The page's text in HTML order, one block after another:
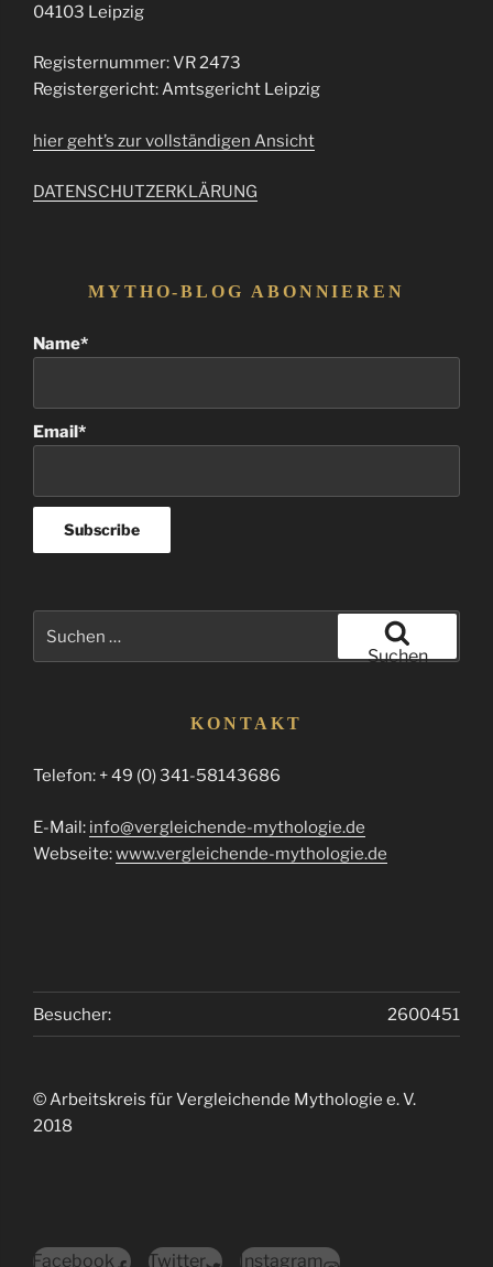
04103 Leipzig
Registernummer: VR 2473
Registergericht: Amtsgericht Leipzig
hier geht’s zur vollständigen Ansicht
DATENSCHUTZERKLÄRUNG
MYTHO-BLOG ABONNIEREN
Name*
Email*
Suchen
KONTAKT
Telefon: + 49 (0) 341-58143686
E-Mail: info@vergleichende-mythologie.de
Webseite:www.vergleichende-mythologie.de
2600451
Besucher:
© Arbeitskreis für Vergleichende Mythologie e. V.
2018
Facebook Twitter Instagram